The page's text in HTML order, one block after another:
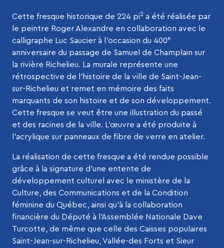
Cette fresque historique de 224 pi2 a été réalisée par
le peintre Roger Alexandre en collaboration avec le
calligraphe Luc Saucier à l’occasion du 400e
anniversaire du passage de Samuel de Champlain sur
la rivière Richelieu. La murale représente une
rétrospective de l’histoire de la ville de Saint-Jean-
sur-Richelieu et remet en mémoire des faits
marquants de son histoire et de son développement.
Cette fresque se veut être une illustration du passé
et des racines de la ville. L’œuvre a été produite à
l’acrylique sur panneaux de fibre de verre en atelier.
La réalisation de cette fresque a été rendue possible
grâce à la signature d’une entente de
développement culturel avec le ministère de la
Culture, des Communications et de la Condition
féminine du Québec, ainsi qu’à la collaboration
financière du Député à l’Assemblée Nationale Dave
Turcotte, de même que celle des Caisses populaires
Saint-Jean-sur-Richelieu, Vallée-des Forts et Sieur